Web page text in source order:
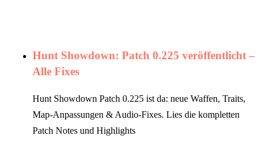
Hunt Showdown: Patch 0.225 veröffentlicht –
Alle Fixes
Hunt Showdown Patch 0.225 ist da: neue Waffen, Traits,
Map-Anpassungen & Audio-Fixes. Lies die kompletten
Patch Notes und Highlights